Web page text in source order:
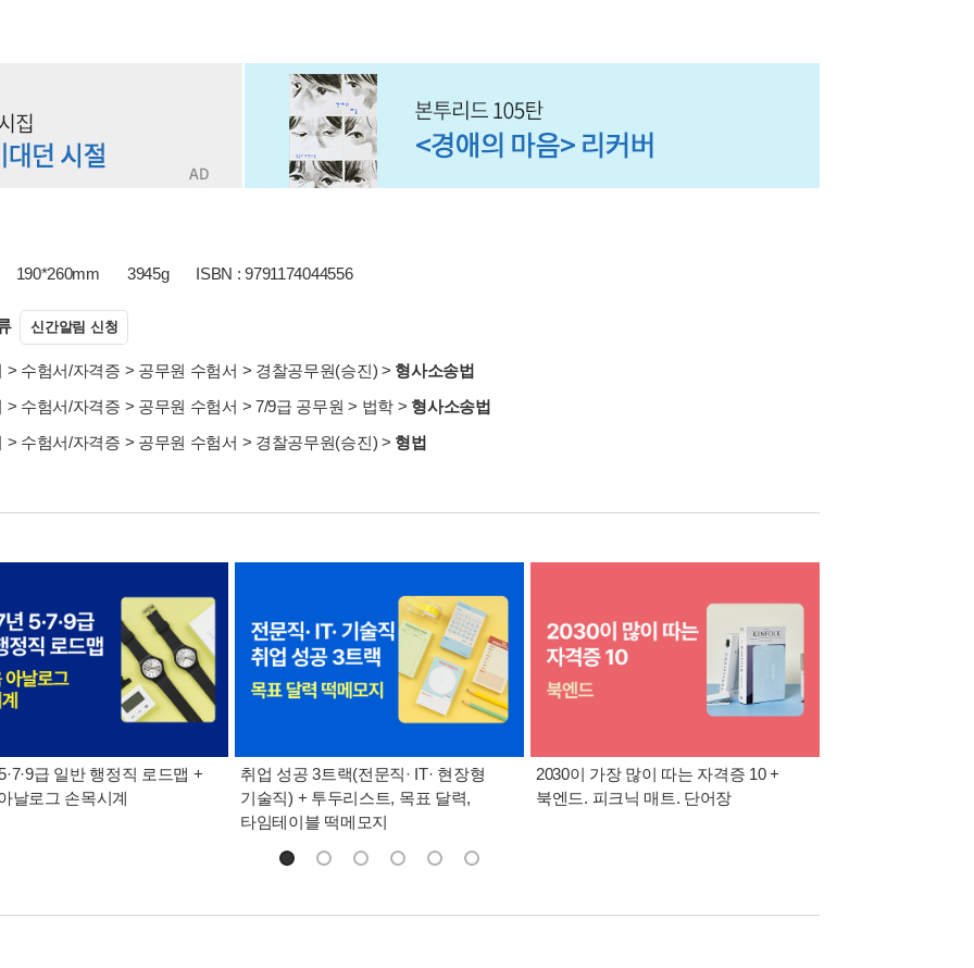
190*260mm 3945g ISBN : 9791174044556
신간알림 신청
> 수험서/자격증 > 공무원 수험서 > 경찰공무원(승진) > 형사소송법
> 수험서/자격증 > 공무원 수험서 > 7/9급 공무원 > 법학 > 형사소송법
> 수험서/자격증 > 공무원 수험서 > 경찰공무원(승진) > 형법
급 일반 행정직 로드맵 +
날로그 손목시계
취업 성공 3트랙(전문직· IT· 현장형
기술직) + 투두리스트, 목표 달력,
타임테이블 떡메모지
2030이 가장 많이 따는 자격증 10 +
북엔드. 피크닉 매트. 단어장